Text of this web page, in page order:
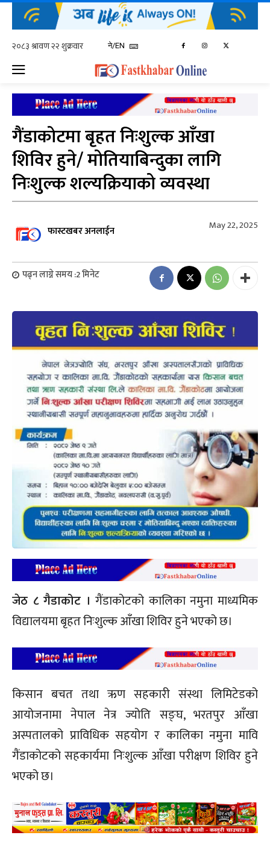
ने/EN
गैंडाकोटमा बृहत निःशुल्क आँखा
शिविर हुने/ मोतियाबिन्दुका लागि
निःशुल्क शल्यक्रियाको व्यवस्था
फास्टखबर अनलाईन May 22, 2025
पढ्न लाग्ने समय :2मिनेट
जेठ ८ गैडाकोट । गैंडाकोटको कालिका नमुना माध्यमिक
विद्यालयमा बृहत निःशुल्क आँखा शिविर हुने भएको छ।
किसान बचत तथा ऋण सहकारी संस्था लिमिटेडको
आयोजनामा नेपाल नेत्र ज्योति सङ्घ, भरतपुर आँखा
अस्पतालको प्राविधिक सहयोग र कालिका नमुना मावि
गैंडाकोटको सहकार्यमा निःशुल्क आँखा परीक्षण शिविर हुने
भएको छ।